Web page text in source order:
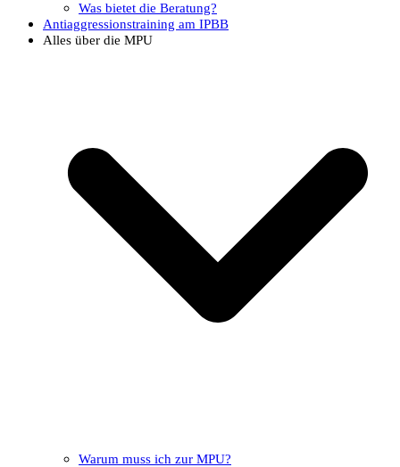
Was bietet die Beratung?
Antiaggressionstraining am IPBB
Alles über die MPU
Warum muss ich zur MPU?